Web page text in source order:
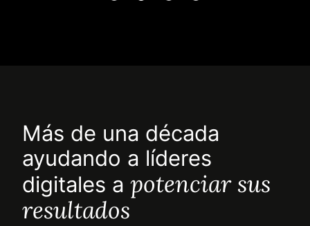
Más de una década
ayudando a líderes
digitales a potenciar sus
resultados